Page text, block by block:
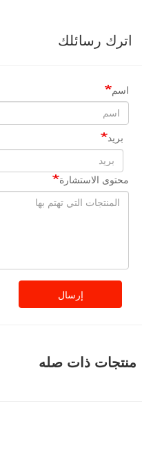
اترك رسائلك
اسم
بريد
محتوى الاستشارة
إرسال
منتجات ذات صله